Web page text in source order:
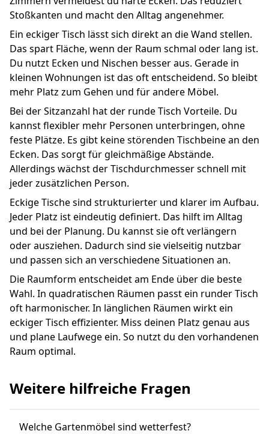
Stoßkanten und macht den Alltag angenehmer.
Ein eckiger Tisch lässt sich direkt an die Wand stellen.
Das spart Fläche, wenn der Raum schmal oder lang ist.
Du nutzt Ecken und Nischen besser aus. Gerade in
kleinen Wohnungen ist das oft entscheidend. So bleibt
mehr Platz zum Gehen und für andere Möbel.
Bei der Sitzanzahl hat der runde Tisch Vorteile. Du
kannst flexibler mehr Personen unterbringen, ohne
feste Plätze. Es gibt keine störenden Tischbeine an den
Ecken. Das sorgt für gleichmäßige Abstände.
Allerdings wächst der Tischdurchmesser schnell mit
jeder zusätzlichen Person.
Eckige Tische sind strukturierter und klarer im Aufbau.
Jeder Platz ist eindeutig definiert. Das hilft im Alltag
und bei der Planung. Du kannst sie oft verlängern
oder ausziehen. Dadurch sind sie vielseitig nutzbar
und passen sich an verschiedene Situationen an.
Die Raumform entscheidet am Ende über die beste
Wahl. In quadratischen Räumen passt ein runder Tisch
oft harmonischer. In länglichen Räumen wirkt ein
eckiger Tisch effizienter. Miss deinen Platz genau aus
und plane Laufwege ein. So nutzt du den vorhandenen
Raum optimal.
Weitere hilfreiche Fragen
Welche Gartenmöbel sind wetterfest?